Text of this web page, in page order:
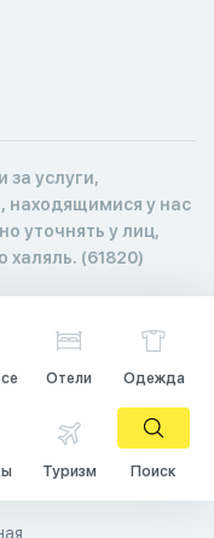
за услуги,
находящимися у нас
уточнять у лиц,
(61820)
Отели Одежда
Туризм Поиск